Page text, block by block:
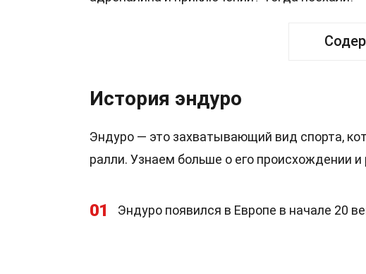
История эндуро
Эндуро — это захватывающий вид спорта,
ралли. Узнаем больше о его происхождении и
01 Эндуро появился в Европе в начале 20